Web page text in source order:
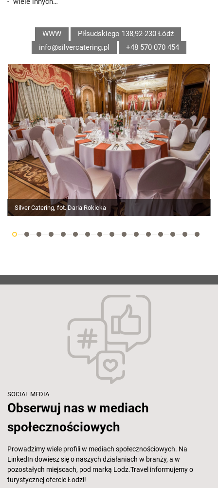
WWW
Piłsudskiego 138,92-230 Łódź
info@silvercatering.pl
+48 570 070 454
Silver Catering, fot. Daria Rokicka
SOCIAL MEDIA
Obserwuj nas w mediach
społecznościowych
Prowadzimy wiele profili w mediach społecznościowych. Na
LinkedIn dowiesz się o naszych działaniach w branży, a w
pozostałych miejscach, pod marką Lodz.Travel informujemy o
turystycznej ofercie Łodzi!